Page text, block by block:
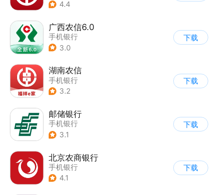
4.4
广西农信6.0
手机银行
3.0
下载
湖南农信
手机银行
3.2
下载
邮储银行
手机银行
3.1
下载
北京农商银行
手机银行
4.1
下载